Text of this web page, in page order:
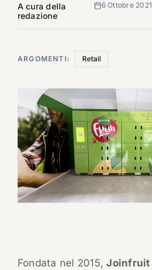
A cura della
redazione
6 Ottobre 2021
ARGOMENTI: Retail
Fondata nel 2015,Joinfruit